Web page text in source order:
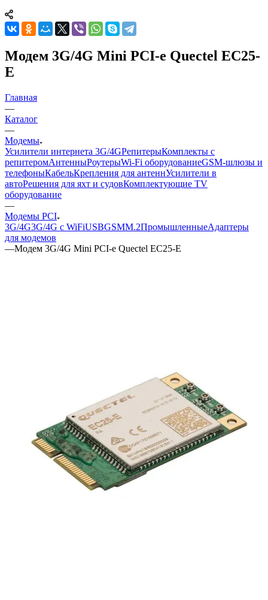
Модем 3G/4G Mini PCI-e Quectel EC25-
E
Главная
—
Каталог
—
Модемы
Усилители интернета 3G/4GРепитерыКомплекты с
репитеромАнтенныРоутерыWi-Fi оборудованиеGSM-шлюзы и
телефоныКабельКрепления для антеннУсилители в
автоРешения для яхт и судовКомплектующие TV
оборудование
—
Модемы PCI
3G/4G3G/4G с WiFiUSBGSMM.2ПромышленныеАдаптеры
для модемов
—Модем 3G/4G Mini PCI-e Quectel EC25-E